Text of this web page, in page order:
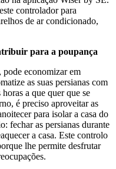
controlador para
de ar condicionado,
para a poupança
pode economizar em
as suas persianas com
a que quer que se
é preciso aproveitar as
para isolar a casa do
fechar as persianas durante
a casa. Este controlo
lhe permite desfrutar